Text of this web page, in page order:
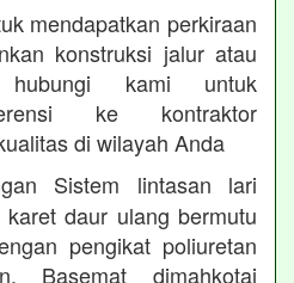
mendapatkan perkiraan
konstruksi jalur atau
hubungi kami untuk
ke kontraktor
di wilayah Anda
Sistem lintasan lari
daur ulang bermutu
pengikat poliuretan
Basemat dimahkotai